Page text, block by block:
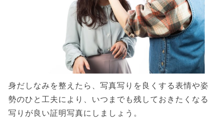
身だしなみを整えたら、写真写りを良くする表情や姿
勢のひと工夫により、いつまでも残しておきたくなる
写りが良い証明写真にしましょう。